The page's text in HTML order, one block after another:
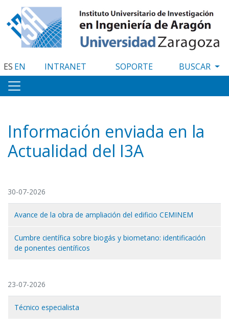
al
contenido
principal
ES EN INTRANET SOPORTE
Información enviada en la
Actualidad del I3A
30-07-2026
Avance de la obra de ampliación del edificio CEMINEM
Cumbre científica sobre biogás y biometano: identificación
de ponentes científicos
23-07-2026
Técnico especialista